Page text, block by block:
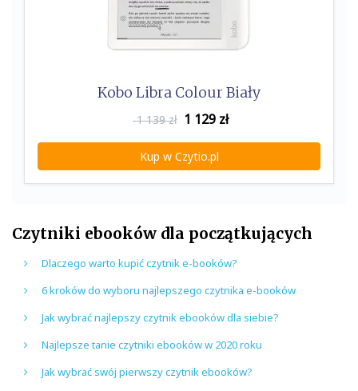
Kobo Libra Colour Biały
1 139 zł 1 129zł
Kup w Czytio.pl
Czytniki ebooków dla początkujących
Dlaczego warto kupić czytnik e-booków?
6 kroków do wyboru najlepszego czytnika e-booków
Jak wybrać najlepszy czytnik ebooków dla siebie?
Najlepsze tanie czytniki ebooków w 2020 roku
Jak wybrać swój pierwszy czytnik ebooków?